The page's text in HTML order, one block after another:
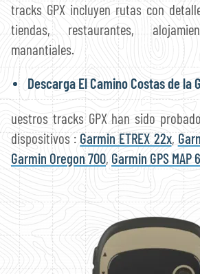
tracks GPX incluyen rutas con
tiendas, restaurantes,
manantiales.
Descarga El Camino Costas de la
uestros tracks GPX han sido
dispositivos :Garmin ETREX 22x,
Garmin Oregon 700, Garmin GPS MAP